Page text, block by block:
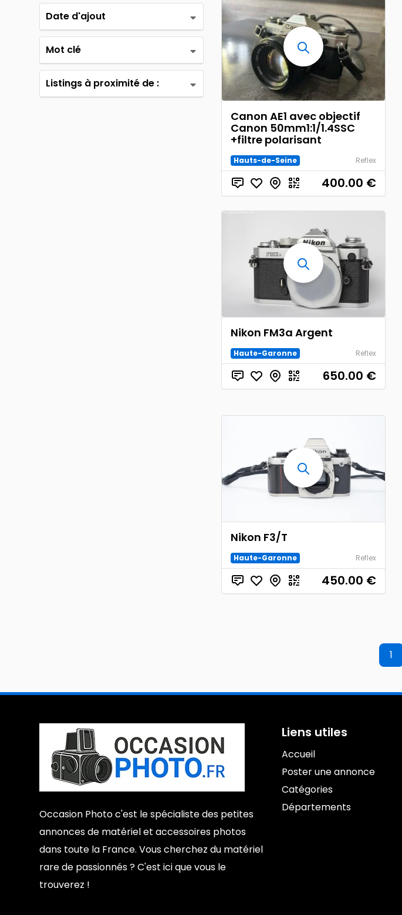
Date d'ajout
Mot clé
Listings à proximité de :
Canon AE1 avec objectif
Canon 50mm1:1/1.4SSC
+filtre polarisant
Hauts-de-Seine Reflex
400.00 €
Nikon FM3a Argent
Haute-Garonne Reflex
650.00 €
Nikon F3/T
Haute-Garonne Reflex
450.00 €
1
Occasion Photo c'est le spécialiste des petites
annonces de matériel et accessoires photos
dans toute la France. Vous cherchez du matériel
rare de passionnés ? C'est ici que vous le
trouverez !
Liens utiles
Accueil
Poster une annonce
Catégories
Départements